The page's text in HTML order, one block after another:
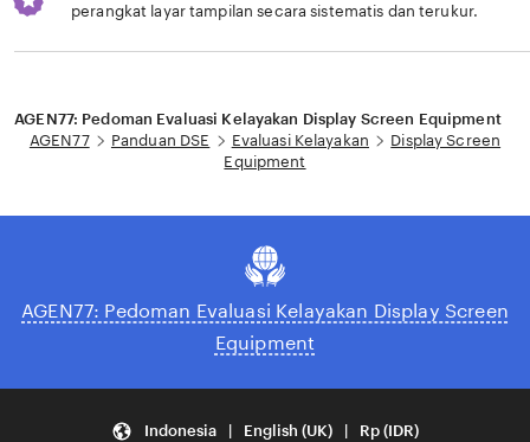
perangkat layar tampilan secara sistematis dan terukur.
Loading...
AGEN77: Pedoman Evaluasi Kelayakan Display Screen Equipment
AGEN77
Panduan DSE Evaluasi Kelayakan
Display Screen
Equipment
AGEN77: Pedoman Evaluasi Kelayakan Display Screen
Equipment
Indonesia | English (UK) | Rp (IDR)